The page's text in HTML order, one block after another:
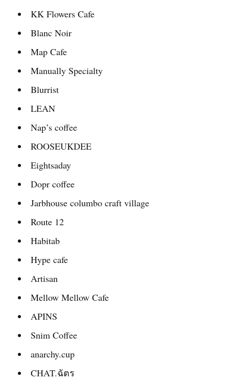
KK Flowers Cafe
Blanc Noir
Map Cafe
Manually Specialty
Blurrist
LEAN
Nap’s coffee
ROOSEUKDEE
Eightsaday
Dopr coffee
Jarbhouse columbo craft village
Route 12
Habitab
Hype cafe
Artisan
Mellow Mellow Cafe
APINS
Snim Coffee
anarchy.cup
CHAT.ฉัตร